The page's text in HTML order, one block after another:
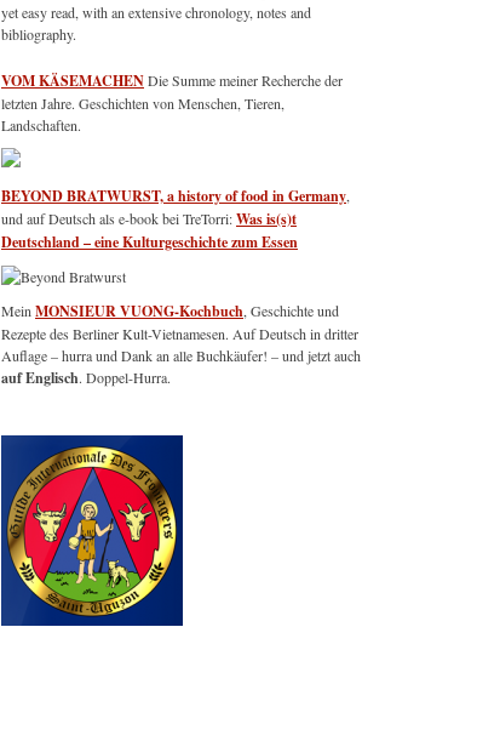
yet easy read, with an extensive chronology, notes and
bibliography.
VOM KÄSEMACHENDie Summe meiner Recherche der
letzten Jahre. Geschichten von Menschen, Tieren,
Landschaften.
BEYOND BRATWURST, a history of food in Germany
und auf Deutsch als e-book bei TreTorri:Was is(s)t
Deutschland – eine Kulturgeschichte zum Essen
Mein MONSIEUR VUONG-Kochbuch , Geschichte und
Rezepte des Berliner Kult-Vietnamesen. Auf Deutsch in dritter
Auflage – hurra und Dank an alle Buchkäufer! – und jetzt auch
auf Englisch. Doppel-Hurra.